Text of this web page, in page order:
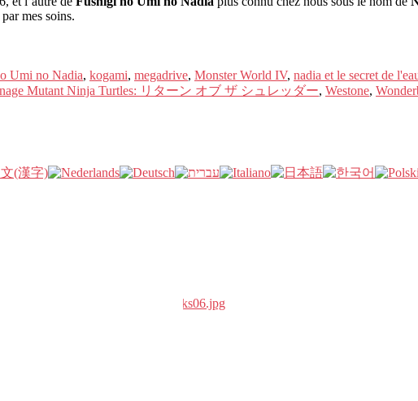
mes soins.
Umi no Nadia, kogami, megadrive, Monster World IV, nadia et le secret de
Mutant Ninja Turtles: リターン オブ ザ シュレッダー, Westone,